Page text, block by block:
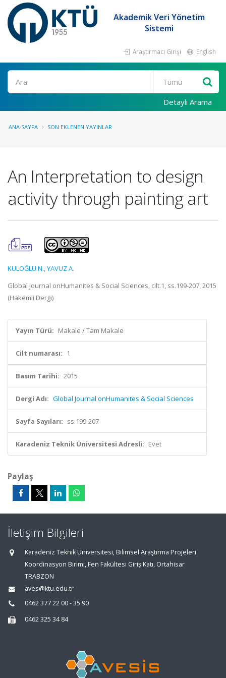
Akademik Veri Yönetim
Sistemi
Araştırmacı Girişi English
Ara
Detaylı Arama
ANA SAYFA SON EKLENEN YAYINLAR
An Interpretation to design
activity through painting art
KULOĞLU N.,YAVUZ A.
Global Journal onHumanites & Social Sciences, cilt.1, ss.199-207, 2015
(Hakemli Dergi)
Yayın Türü: Makale / Tam Makale
Cilt numarası: 1
Basım Tarihi: 2015
Dergi Adı: Global Journal onHumanites & Social Sciences
Sayfa Sayıları: ss.199-207
Karadeniz Teknik Üniversitesi Adresli: Evet
Paylaş
İletişim Bilgileri
Karadeniz Teknik Üniversitesi, Bilimsel Araştırma Projeleri
Koordinasyon Birimi, Fen Fakültesi Giriş Katı, Ortahisar
TRABZON
aves@ktu.edu.tr
0462 377 22 00 - 35 90
0462 325 34 84